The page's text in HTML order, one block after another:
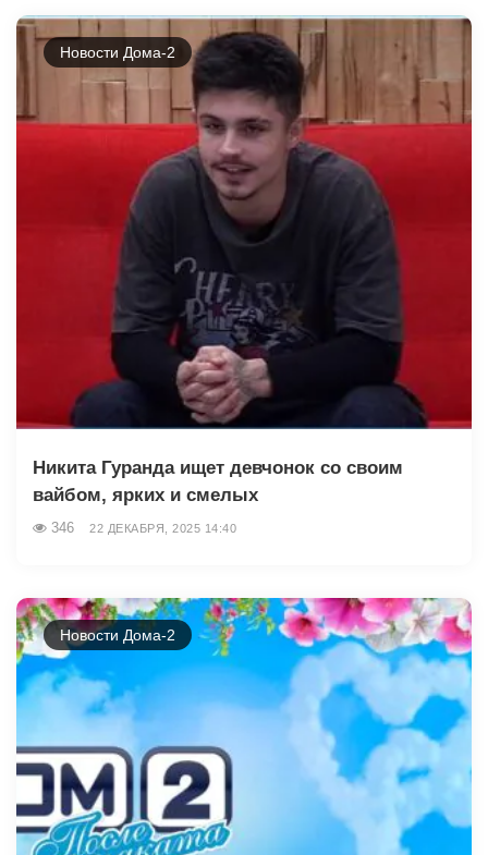
Новости Дома-2
Никита Гуранда ищет девчонок со своим
вайбом, ярких и смелых
346 22 ДЕКАБРЯ, 2025 14:40
Новости Дома-2